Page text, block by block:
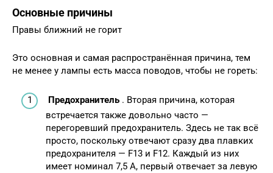
Основные причины
Правы ближний не горит
Это основная и самая распространённая причина, тем
не менее у лампы есть масса поводов, чтобы не гореть:
Предохранитель . Вторая причина, которая
встречается также довольно часто —
перегоревший предохранитель. Здесь не так всё
просто, поскольку отвечают сразу два плавких
предохранителя — F13 и F12. Каждый из них
имеет номинал 7,5 А, первый отвечает за левую